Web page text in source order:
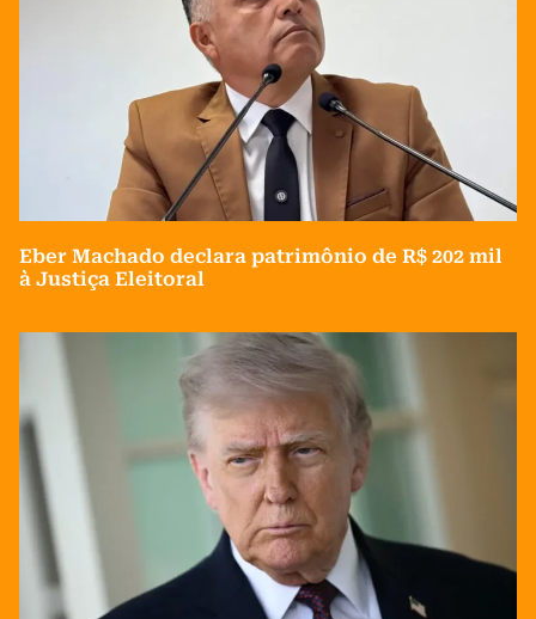
Eber Machado declara patrimônio de R$ 202 mil
à Justiça Eleitoral